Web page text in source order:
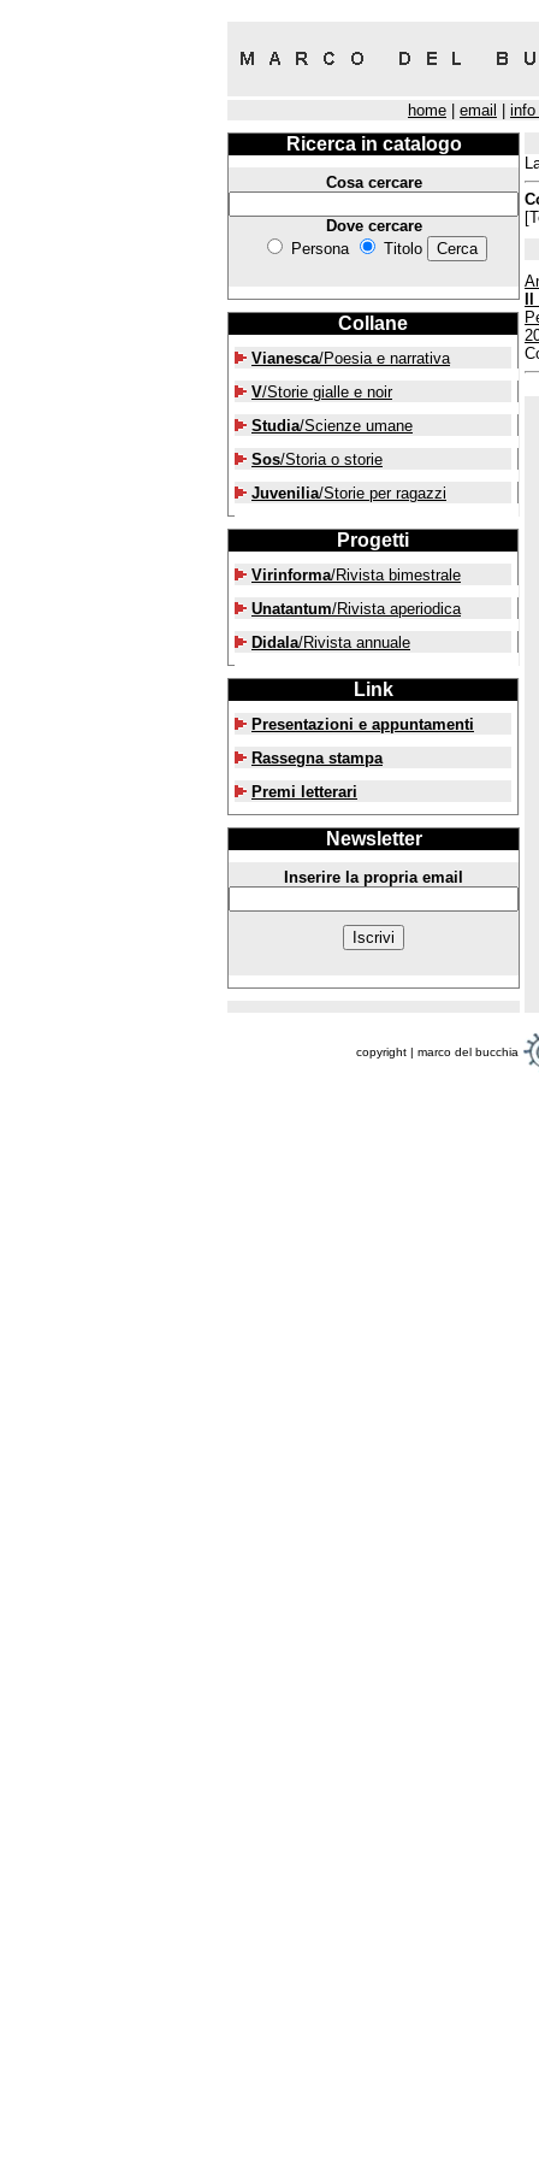
home email info
Ricerca in catalogo
Cosa cercare
Dove cercare
Persona
Titolo
Collane
Vianesca/Poesia e narrativa
V/Storie gialle e noir
Studia/Scienze umane
Sos/Storia o storie
Juvenilia/Storie per ragazzi
Progetti
Virinforma/Rivista bimestrale
Unatantum/Rivista aperiodica
Didala/Rivista annuale
Link
Presentazioni e appuntamenti
Rassegna stampa
Premi letterari
Newsletter
Inserire la propria email
copyright | marco del bucchia